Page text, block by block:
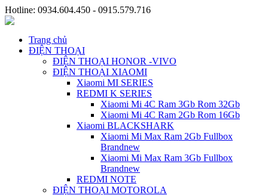
Hotline: 0934.604.450 - 0915.579.716
Trang chủ
ĐIỆN THOẠI
ĐIỆN THOẠI HONOR -VIVO
ĐIỆN THOẠI XIAOMI
Xiaomi MI SERIES
REDMI K SERIES
Xiaomi Mi 4C Ram 3Gb Rom 32Gb
Xiaomi Mi 4C Ram 2Gb Rom 16Gb
Xiaomi BLACKSHARK
Xiaomi Mi Max Ram 2Gb Fullbox
Brandnew
Xiaomi Mi Max Ram 3Gb Fullbox
Brandnew
REDMI NOTE
ĐIỆN THOẠI MOTOROLA